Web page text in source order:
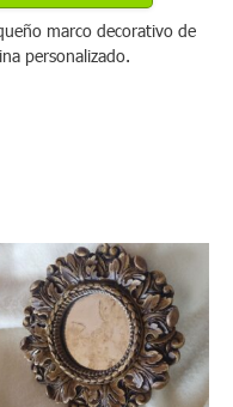
marco decorativo de
personalizado.